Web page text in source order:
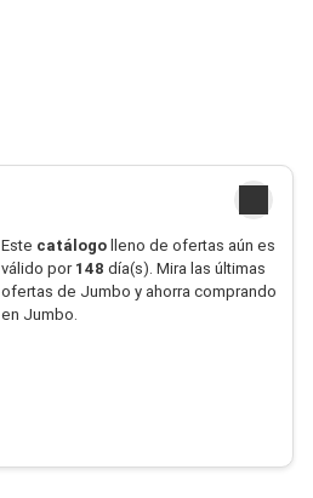
Este catálogolleno de ofertas aún es
válido por 148 día(s). Mira las últimas
ofertas de Jumbo y ahorra comprando
en Jumbo.